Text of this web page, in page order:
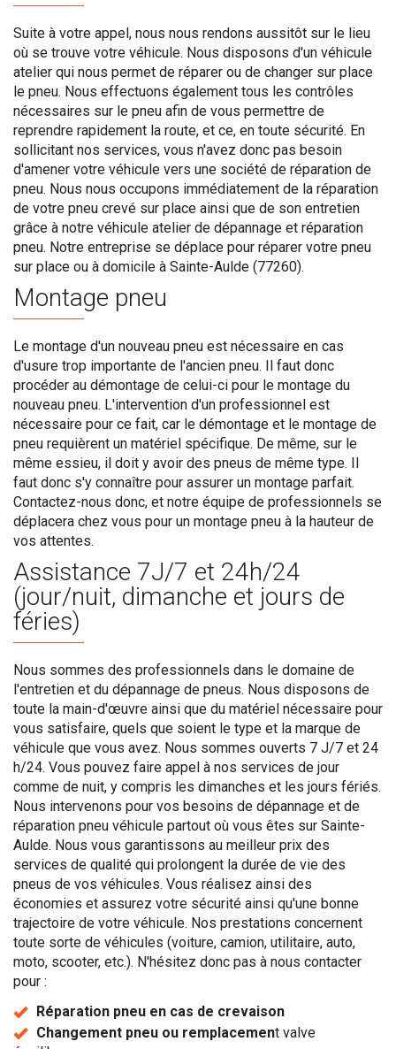
Suite à votre appel, nous nous rendons aussitôt sur le lieu
où se trouve votre véhicule. Nous disposons d'un véhicule
atelier qui nous permet de réparer ou de changer sur place
le pneu. Nous effectuons également tous les contrôles
nécessaires sur le pneu afin de vous permettre de
reprendre rapidement la route, et ce, en toute sécurité. En
sollicitant nos services, vous n'avez donc pas besoin
d'amener votre véhicule vers une société de réparation de
pneu. Nous nous occupons immédiatement de la réparation
de votre pneu crevé sur place ainsi que de son entretien
grâce à notre véhicule atelier de dépannage et réparation
pneu. Notre entreprise se déplace pour réparer votre pneu
sur place ou à domicile à Sainte-Aulde (77260).
Montage pneu
Le montage d'un nouveau pneu est nécessaire en cas
d'usure trop importante de l'ancien pneu. Il faut donc
procéder au démontage de celui-ci pour le montage du
nouveau pneu. L'intervention d'un professionnel est
nécessaire pour ce fait, car le démontage et le montage de
pneu requièrent un matériel spécifique. De même, sur le
même essieu, il doit y avoir des pneus de même type. Il
faut donc s'y connaître pour assurer un montage parfait.
Contactez-nous donc, et notre équipe de professionnels se
déplacera chez vous pour un montage pneu à la hauteur de
vos attentes.
Assistance 7J/7 et 24h/24
(jour/nuit, dimanche et jours de
féries)
Nous sommes des professionnels dans le domaine de
l'entretien et du dépannage de pneus. Nous disposons de
toute la main-d'œuvre ainsi que du matériel nécessaire pour
vous satisfaire, quels que soient le type et la marque de
véhicule que vous avez. Nous sommes ouverts 7 J/7 et 24
h/24. Vous pouvez faire appel à nos services de jour
comme de nuit, y compris les dimanches et les jours fériés.
Nous intervenons pour vos besoins de dépannage et de
réparation pneu véhicule partout où vous êtes sur Sainte-
Aulde. Nous vous garantissons au meilleur prix des
services de qualité qui prolongent la durée de vie des
pneus de vos véhicules. Vous réalisez ainsi des
économies et assurez votre sécurité ainsi qu'une bonne
trajectoire de votre véhicule. Nos prestations concernent
toute sorte de véhicules (voiture, camion, utilitaire, auto,
moto, scooter, etc.). N'hésitez donc pas à nous contacter
pour :
Réparation pneu en cas de crevaison
Changement pneu ou remplacement valve